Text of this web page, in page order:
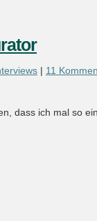
| 11
dass ich mal so